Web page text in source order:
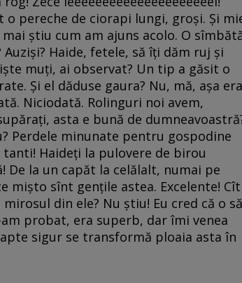
o pereche de ciorapi lungi, groşi. Şi
ştiu cum am ajuns acolo. O
Haide, fetele, să îţi dăm ruj şi
muţi, ai observat? Un tip a găsit o
Şi el dăduse gaura? Nu, mă, aşa era
Niciodată. Rolinguri noi avem,
asta e bună de
Perdele minunate pentru gospodine
Haideţi la pulovere de birou
De la un capăt la celălalt, numai pe
mişto sînt genţile astea. Excelente! Cît
din ele? Nu ştiu! Eu cred că o să
probat, era superb, dar îmi venea
sigur se transformă ploaia asta în